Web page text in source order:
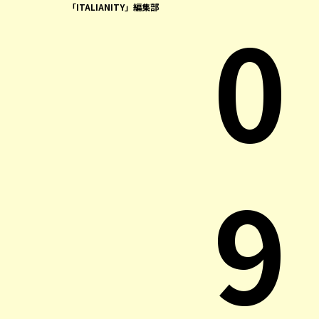
「ITALIANITY」編集部
0
9